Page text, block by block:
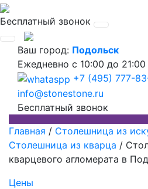
Бесплатный звонок
Ваш город: Подольск
Ежедневно с 10:00 до 21:00
+7 (495) 777-
info@stonestone.ru
Бесплатный звонок
Главная / Столешница из
Столешница из кварца /
кварцевого агломерата в
Цены